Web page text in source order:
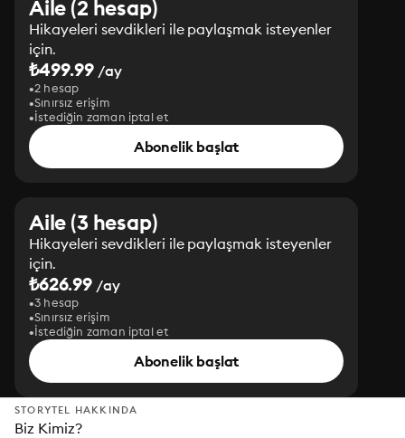
Aile (2 hesap)
Hikayeleri sevdikleri ile paylaşmak isteyenler
için.
₺499.99 /ay
2 hesap
Sınırsız erişim
İstediğin zaman iptal et
Abonelik başlat
Aile (3 hesap)
Hikayeleri sevdikleri ile paylaşmak isteyenler
için.
₺626.99 /ay
3 hesap
Sınırsız erişim
İstediğin zaman iptal et
Abonelik başlat
STORYTEL HAKKINDA
Biz Kimiz?